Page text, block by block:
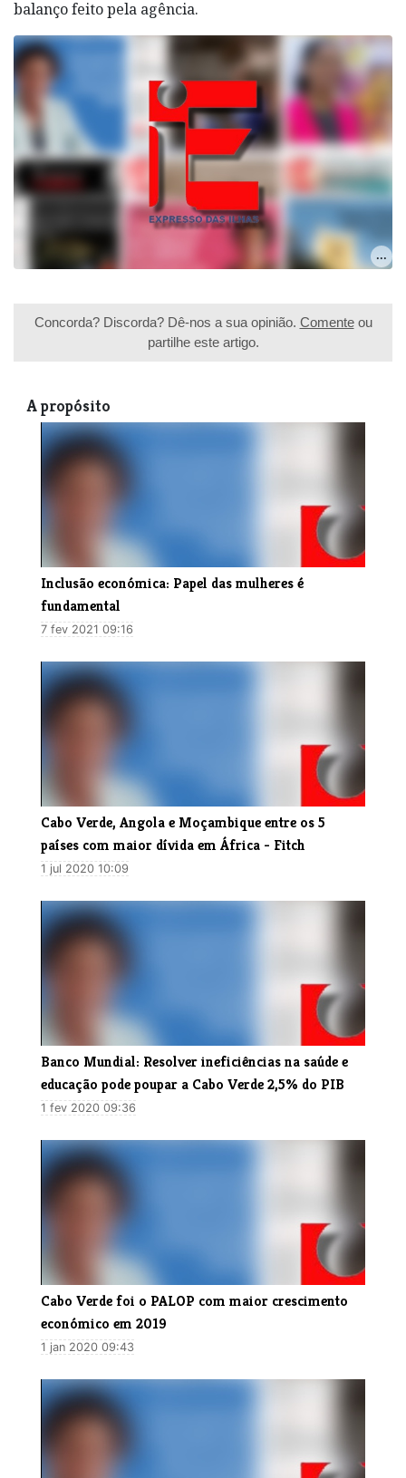
balanço feito pela agência.
Concorda? Discorda? Dê-nos a sua opinião. Comenteou
partilhe este artigo.
A propósito
Inclusão económica: Papel das mulheres é
fundamental
7 fev 2021 09:16
Cabo Verde, Angola e Moçambique entre os 5
países com maior dívida em África - Fitch
1 jul 2020 10:09
Banco Mundial: Resolver ineficiências na saúde e
educação pode poupar a Cabo Verde 2,5% do PIB
1 fev 2020 09:36
Cabo Verde foi o PALOP com maior crescimento
económico em 2019
1 jan 2020 09:43